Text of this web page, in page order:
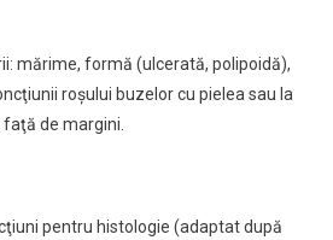
mărime, formă (ulcerată, polipoidă),
roşului buzelor cu pielea sau la
de margini.
pentru histologie (adaptat după